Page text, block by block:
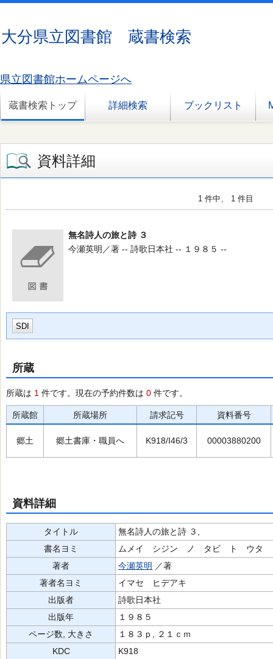
大分県立図書館 蔵書検索
県立図書館ホームページへ
蔵書検索トップ 詳細検索 ブックリスト
資料詳細
1 件中、 1 件目
無名詩人の旅と詩 ３
今瀬英明／著 -- 詩歌日本社 -- １９８５ --
SDI
所蔵
所蔵は 1 件です。現在の予約件数は 0 件です。
所蔵館 所蔵場所 請求記号 資料番号
郷土 郷土書庫・職員へ K918/I46/3 00003880200
資料詳細
タイトル
無名詩人の旅と詩 ３,
書名ヨミ
ムメイ シジン ノ タビ ト ウタ
著者
今瀬英明 ／著
著者名ヨミ
イマセ ヒデアキ
出版者
詩歌日本社
出版年
１９８５
ページ数, 大きさ
１８３ｐ, ２１ｃｍ
KDC
K918